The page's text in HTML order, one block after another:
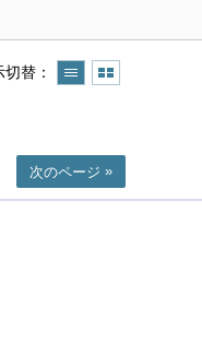
切替
次のページ